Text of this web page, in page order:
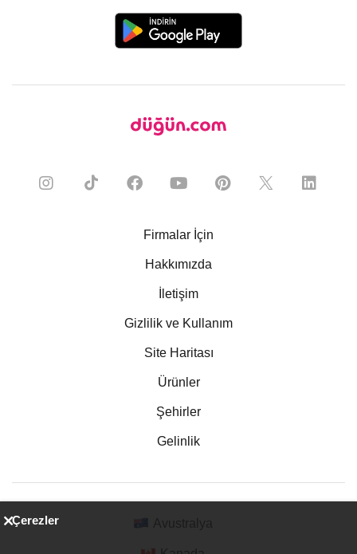
Firmalar İçin
Hakkımızda
İletişim
Gizlilik ve Kullanım
Site Haritası
Ürünler
Şehirler
Gelinlik
Çerezler